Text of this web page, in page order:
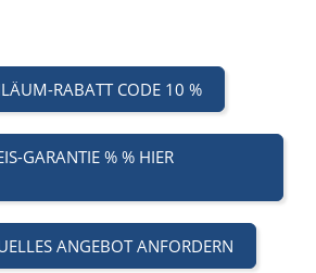
RABATT CODE 10 %
GARANTIE % % HIER
ANGEBOT ANFORDERN